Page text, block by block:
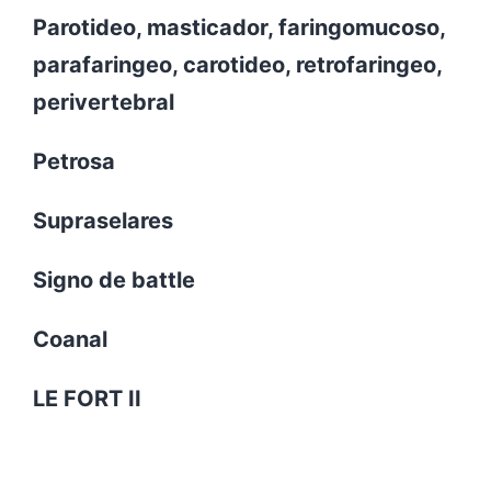
Parotideo, masticador, faringomucoso,
parafaringeo, carotideo, retrofaringeo,
perivertebral
Petrosa
Supraselares
Signo de battle
Coanal
LE FORT II